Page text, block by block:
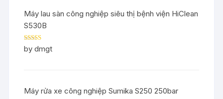
Máy lau sàn công nghiệp siêu thị bệnh viện HiClean
S530B
Rated5out
of 5
by dmgt
Máy rửa xe công nghiệp Sumika S250 250bar